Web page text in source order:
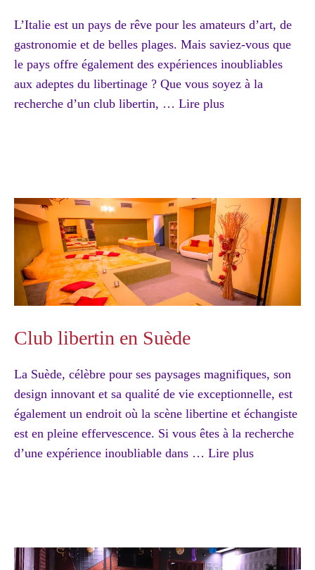
L’Italie est un pays de rêve pour les amateurs d’art, de
gastronomie et de belles plages. Mais saviez-vous que
le pays offre également des expériences inoubliables
aux adeptes du libertinage ? Que vous soyez à la
recherche d’un club libertin, … Lire plus
Club libertin en Suède
La Suède, célèbre pour ses paysages magnifiques, son
design innovant et sa qualité de vie exceptionnelle, est
également un endroit où la scène libertine et échangiste
est en pleine effervescence. Si vous êtes à la recherche
d’une expérience inoubliable dans … Lire plus